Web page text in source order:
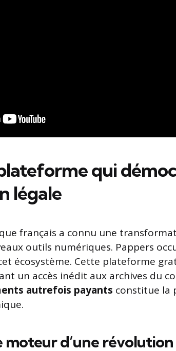
qui
légale
français a connu une
outils numériques. Pappers
écosystème. Cette plateforme
un accès inédit aux archives du
autrefois payants constitue la
moteur d’une